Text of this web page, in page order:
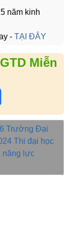
năm kinh
- TẠI ĐÂY
Miễn
Trường Đại
Thi đại học
năng lực